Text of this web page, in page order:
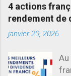
4 actions
rendement de
janvier 20, 2026